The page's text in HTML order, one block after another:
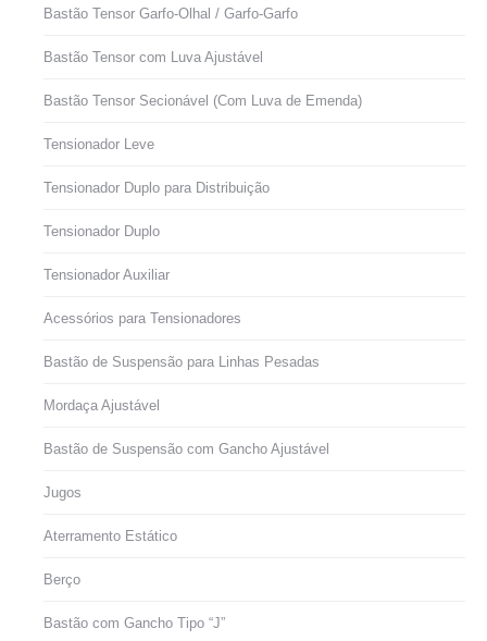
Bastão Tensor Garfo-Olhal / Garfo-Garfo
Bastão Tensor com Luva Ajustável
Bastão Tensor Secionável (Com Luva de Emenda)
Tensionador Leve
Tensionador Duplo para Distribuição
Tensionador Duplo
Tensionador Auxiliar
Acessórios para Tensionadores
Bastão de Suspensão para Linhas Pesadas
Mordaça Ajustável
Bastão de Suspensão com Gancho Ajustável
Jugos
Aterramento Estático
Berço
Bastão com Gancho Tipo “J”